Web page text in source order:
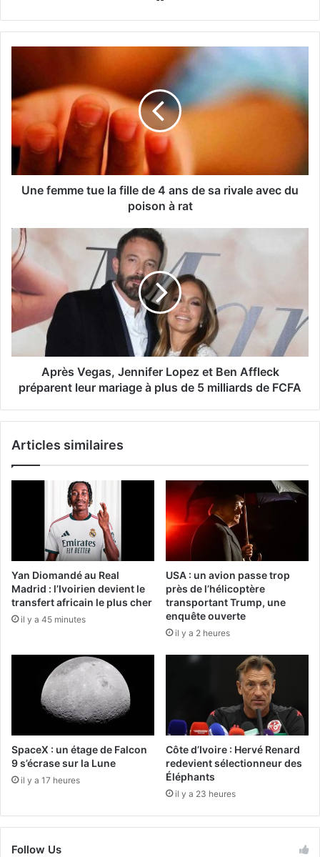
Une femme tue la fille de 4 ans de sa rivale avec du
poison à rat
Après Vegas, Jennifer Lopez et Ben Affleck
préparent leur mariage à plus de 5 milliards de FCFA
Articles similaires
Yan Diomandé au Real
Madrid : l’Ivoirien devient le
transfert africain le plus cher
il y a 45 minutes
USA : un avion passe trop
près de l’hélicoptère
transportant Trump, une
enquête ouverte
il y a 2 heures
SpaceX : un étage de Falcon
9 s’écrase sur la Lune
il y a 17 heures
Côte d’Ivoire : Hervé Renard
redevient sélectionneur des
Éléphants
il y a 23 heures
Follow Us